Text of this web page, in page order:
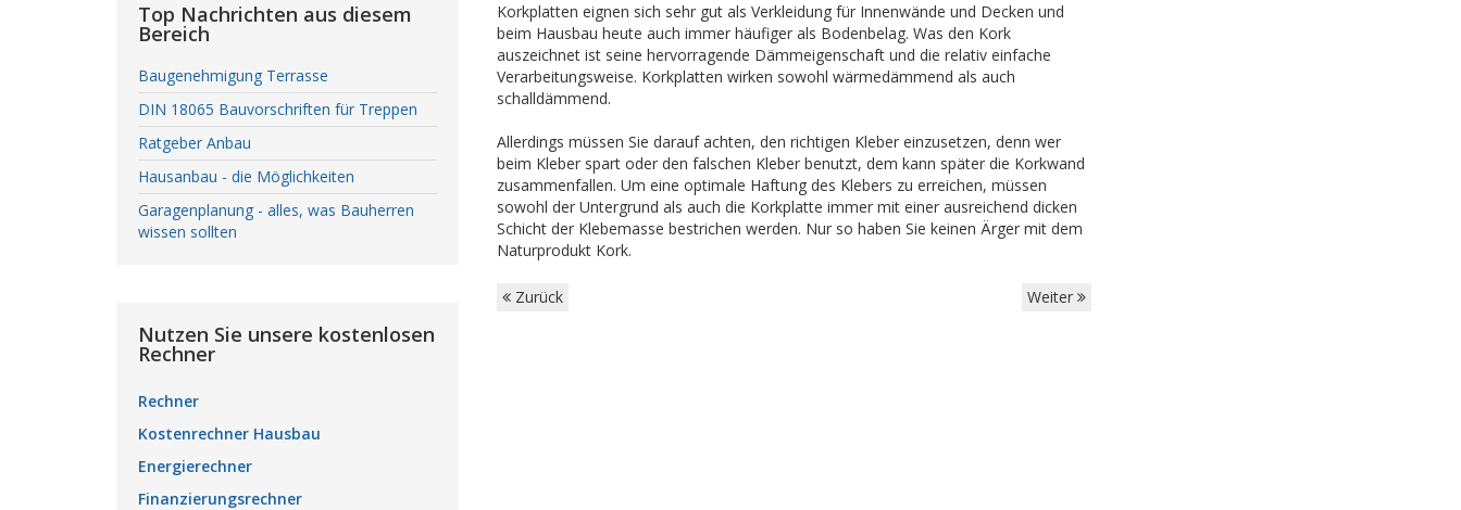
Korkplatten eignen sich sehr gut als Verkleidung für Innenwände und Decken und
beim Hausbau heute auch immer häufiger als Bodenbelag. Was den Kork
auszeichnet ist seine hervorragende Dämmeigenschaft und die relativ einfache
Verarbeitungsweise. Korkplatten wirken sowohl wärmedämmend als auch
schalldämmend.
Allerdings müssen Sie darauf achten, den richtigen Kleber einzusetzen, denn wer
beim Kleber spart oder den falschen Kleber benutzt, dem kann später die Korkwand
zusammenfallen. Um eine optimale Haftung des Klebers zu erreichen, müssen
sowohl der Untergrund als auch die Korkplatte immer mit einer ausreichend dicken
Schicht der Klebemasse bestrichen werden. Nur so haben Sie keinen Ärger mit dem
Naturprodukt Kork.
Zurück Weiter
Top Nachrichten aus diesem
Bereich
Baugenehmigung Terrasse
DIN 18065 Bauvorschriften für Treppen
Ratgeber Anbau
Hausanbau - die Möglichkeiten
Garagenplanung - alles, was Bauherren
wissen sollten
Nutzen Sie unsere kostenlosen
Rechner
Rechner
Kostenrechner Hausbau
Energierechner
Finanzierungsrechner